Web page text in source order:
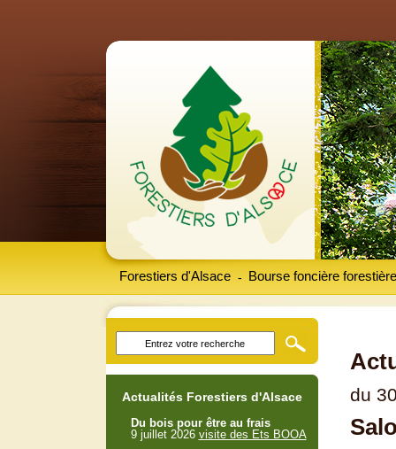
Forestiers d'Alsace Bourse foncière forestière
-
du
Actualités Forestiers d'Alsace
Du bois pour être au frais
9 juillet 2026 visite des Ets BOOA